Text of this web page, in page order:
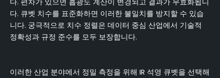
다. 큐벳 치수를 표준화하면 이러한 불일치를 방지할 수 있습
니다. 궁극적으로 치수 정렬은 데이터 중심 산업에서 기술적
정확성과 규정 준수를 모두 보장합니다.
이러한 산업 분야에서 정밀 측정을 위해 IR 석영 큐벳을 선택해